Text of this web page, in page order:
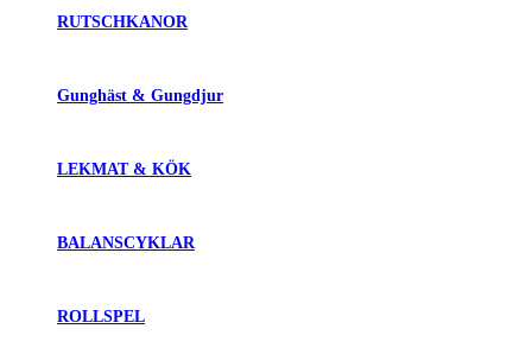
RUTSCHKANOR
Gunghäst & Gungdjur
LEKMAT & KÖK
BALANSCYKLAR
ROLLSPEL